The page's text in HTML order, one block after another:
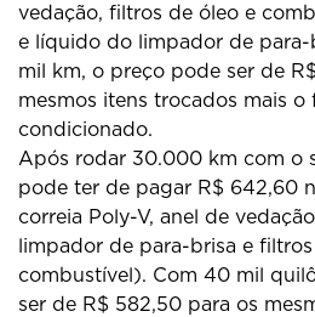
vedação, filtros de óleo e
e líquido do limpador de
mil km, o preço pode ser de
mesmos itens trocados mais
condicionado.
Após rodar 30.000 km com o
pode ter de pagar R$ 642,60
correia Poly-V, anel de
limpador de para-brisa e
combustível). Com 40 mil
ser de R$ 582,50 para os